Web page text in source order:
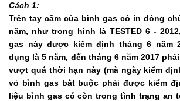
Cách 1:
Trên tay cầm của bình gas có in dòng
năm, như trong hình là TESTED 6 -
gas này được kiểm định tháng 6 năm
dụng là 5 năm, đến tháng 6 năm 2017
vượt quá thời hạn này (mà ngày kiểm
vỏ bình gas bắt buộc phải được kiểm
liệu bình gas có còn trong tình trạng an